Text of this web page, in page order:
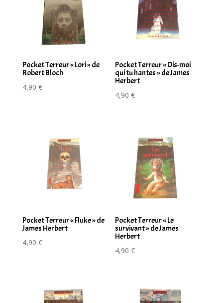
Pocket Terreur « Lori » de
Robert Bloch
4,90 €
Pocket Terreur « Dis-moi
qui tu hantes » de James
Herbert
4,90€
Pocket Terreur « Fluke » de
James Herbert
4,90 €
Pocket Terreur « Le
survivant » de James
Herbert
4,90€